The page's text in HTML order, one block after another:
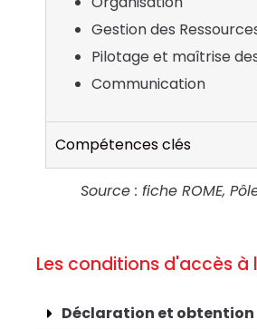
Gestion des
Pilotage et maîtrise
Communication
Compétences clés
Source : fiche ROME,
Les conditions d'accès à
Déclaration et obtention